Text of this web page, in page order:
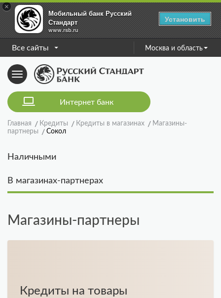
×
Мобильный банк Русский
Стандарт
www.rsb.ru
Установить
Все сайты Москва и область
Toggle
navigation
Интернет банк
Главная Кредиты Кредиты в магазинах
Магазины-
партнеры
Сокол
Наличными
В магазинах-партнерах
Магазины-партнеры
Кредиты на товары